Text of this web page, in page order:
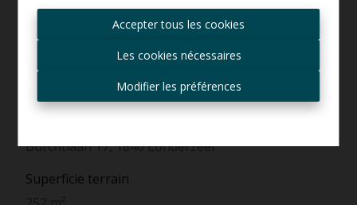
Accepter tous les cookies
Les cookies nécessaires
Modifier les préférences
Demande d'informations
Burchtlaan 17, 1840 Londerzeel
Superficie terrain
informé des nouvelles
offres ?
mail